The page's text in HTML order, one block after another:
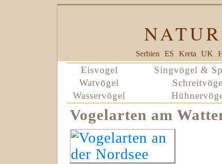
Serbien ES Kreta UK
Eisvogel
Singvögel &
Watvögel
Wasservögel
Vogelarten am